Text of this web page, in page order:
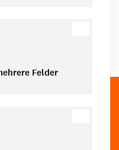
Felder